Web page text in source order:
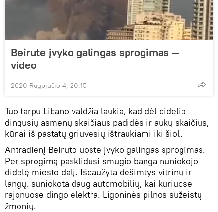
Beirute įvyko galingas sprogimas —
video
2020 Rugpjūčio 4, 20:15
Tuo tarpu Libano valdžia laukia, kad dėl didelio
dingusių asmenų skaičiaus padidės ir aukų skaičius,
kūnai iš pastatų griuvėsių ištraukiami iki šiol.
Antradienį Beiruto uoste įvyko galingas sprogimas.
Per sprogimą pasklidusi smūgio banga nuniokojo
didelę miesto dalį. Išdaužyta dešimtys vitrinų ir
langų, suniokota daug automobilių, kai kuriuose
rajonuose dingo elektra. Ligoninės pilnos sužeistų
žmonių.